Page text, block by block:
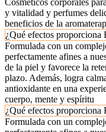
y vitalidad y perfumes
beneficios de la
¿Qué efectos
Formulada con un
perfectamente afines a
de la piel y favorece la
plazo. Además, logra
antioxidante en una
cuerpo, mente y espíritu
¿Qué efectos
Formulada con un